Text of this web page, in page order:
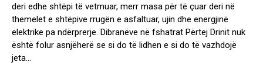
deri edhe shtëpi të vetmuar, merr masa për të çuar deri në
themelet e shtëpive rrugën e asfaltuar, ujin dhe energjinë
elektrike pa ndërprerje. Dibranëve në fshatrat Përtej Drinit nuk
është folur asnjëherë se si do të lidhen e si do të vazhdojë
jeta…